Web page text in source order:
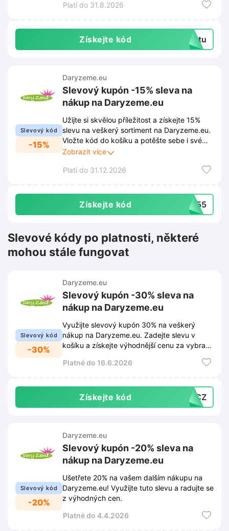
kódu vám už neuniknou žádné novinky,
Platí do 31.8.2026
Získejte kód extu
Slevový kód
-15%
Daryzeme.eu
Slevový kupón -15% sleva na
nákup na Daryzeme.eu
Užijte si skvělou příležitost a získejte 15%
slevu na veškerý sortiment na Daryzeme.eu.
Vložte kód do košíku a potěšte sebe i své
blízké originálními dárky.
Zobrazit více
Platí do 31.12.2026
Získejte kód 4455
Slevové kódy po platnosti, některé
mohou stále fungovat
Slevový kód
-30%
Daryzeme.eu
Slevový kupón -30% sleva na
nákup na Daryzeme.eu
Využijte slevový kupón 30% na veškerý
nákup na Daryzeme.eu. Zadejte slevu v
košíku a získejte výhodnější cenu za vybrané
Platné do 16.6.2026
Získejte kód ETCZ
Slevový kód
-20%
Daryzeme.eu
Slevový kupón -20% sleva na
nákup na Daryzeme.eu
Ušetřete 20% na vašem dalším nákupu na
Daryzeme.eu! Využijte tuto slevu a radujte se
z výhodných cen.
Platné do 4.4.2026